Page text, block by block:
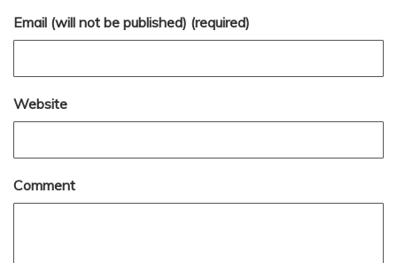
Email (will not be published) (required)
Website
Comment